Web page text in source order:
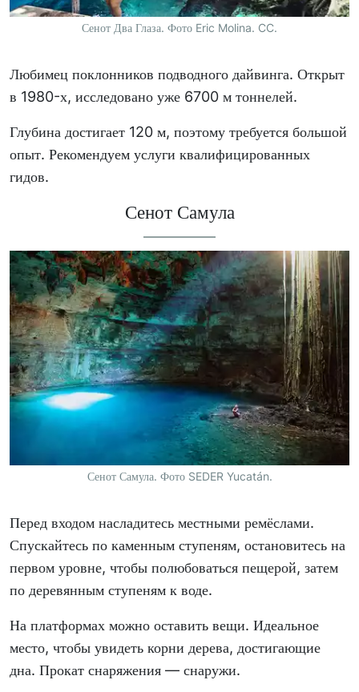
Сенот Два Глаза. Фото Eric Molina. CC.
Любимец поклонников подводного дайвинга. Открыт
в 1980-х, исследовано уже 6700 м тоннелей.
Глубина достигает 120 м, поэтому требуется большой
опыт. Рекомендуем услуги квалифицированных
гидов.
Сенот Самула
Сенот Самула. Фото SEDER Yucatán.
Перед входом насладитесь местными ремёслами.
Спускайтесь по каменным ступеням, остановитесь на
первом уровне, чтобы полюбоваться пещерой, затем
по деревянным ступеням к воде.
На платформах можно оставить вещи. Идеальное
место, чтобы увидеть корни дерева, достигающие
дна. Прокат снаряжения — снаружи.